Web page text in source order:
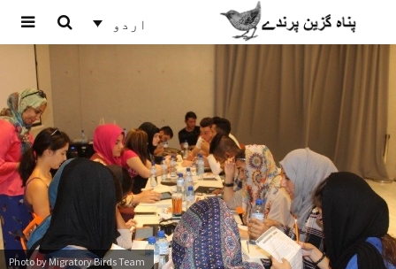
اردو
Photo by Migratory Birds Team